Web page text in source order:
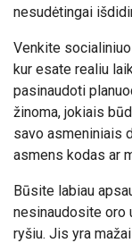
nesudėtingai
Venkite
kur esate realiu
pasinaudoti
žinoma, jokiais
savo asmeniniais
asmens kodas ar
Būsite labiau
nesinaudosite oro
ryšiu. Jis yra